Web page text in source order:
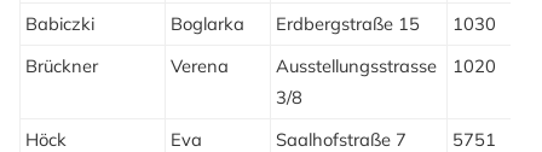
Babiczki Boglarka Erdbergstraße 15 1030
Brückner
Verena
Ausstellungsstrasse
3/8
1020
Höck Eva Saalhofstraße 7 5751